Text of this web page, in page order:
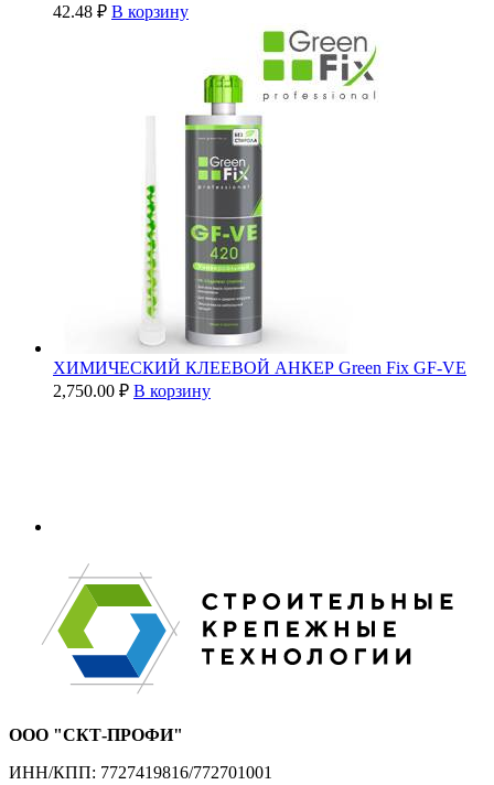
42.48 ₽ В корзину
ХИМИЧЕСКИЙ КЛЕЕВОЙ АНКЕР Green Fix GF-VE
2,750.00 ₽ В корзину
ООО "СКТ-ПРОФИ"
ИНН/КПП: 7727419816/772701001